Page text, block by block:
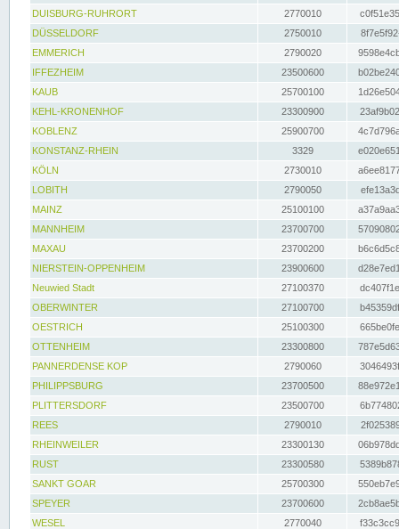
DUISBURG-RUHRORT
2770010
DÜSSELDORF
2750010
EMMERICH
2790020
IFFEZHEIM
23500600
KAUB
25700100
KEHL-KRONENHOF
23300900
KOBLENZ
25900700
KONSTANZ-RHEIN
3329
KÖLN
2730010
LOBITH
2790050
MAINZ
25100100
MANNHEIM
23700700
MAXAU
23700200
NIERSTEIN-OPPENHEIM
23900600
Neuwied Stadt
27100370
OBERWINTER
27100700
OESTRICH
25100300
OTTENHEIM
23300800
PANNERDENSE KOP
2790060
PHILIPPSBURG
23700500
PLITTERSDORF
23500700
REES
2790010
RHEINWEILER
23300130
RUST
23300580
SANKT GOAR
25700300
SPEYER
23700600
WESEL
2770040